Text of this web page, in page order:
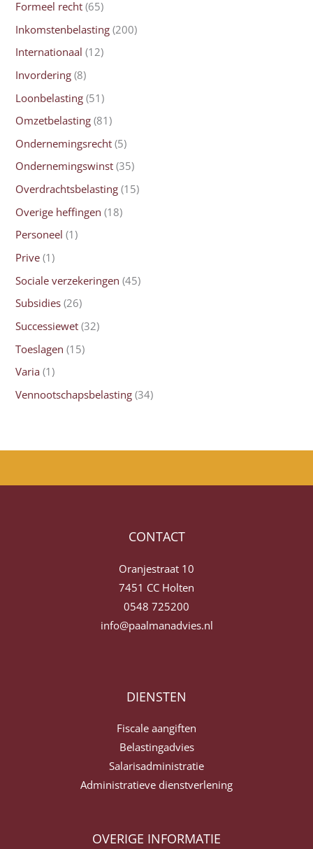
Formeel recht (65)
Inkomstenbelasting (200)
Internationaal (12)
Invordering (8)
Loonbelasting (51)
Omzetbelasting (81)
Ondernemingsrecht (5)
Ondernemingswinst (35)
Overdrachtsbelasting (15)
Overige heffingen (18)
Personeel (1)
Prive (1)
Sociale verzekeringen (45)
Subsidies (26)
Successiewet (32)
Toeslagen (15)
Varia (1)
Vennootschapsbelasting (34)
CONTACT
Oranjestraat 10
7451 CC Holten
0548 725200
info@paalmanadvies.nl
DIENSTEN
Fiscale aangiften
Belastingadvies
Salarisadministratie
Administratieve dienstverlening
OVERIGE INFORMATIE